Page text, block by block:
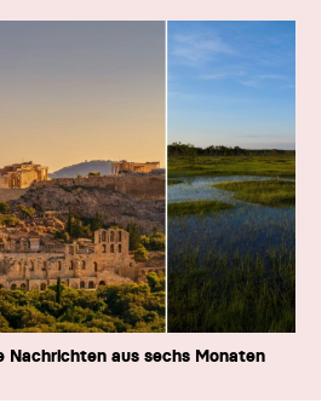
Nachrichten aus sechs Monaten